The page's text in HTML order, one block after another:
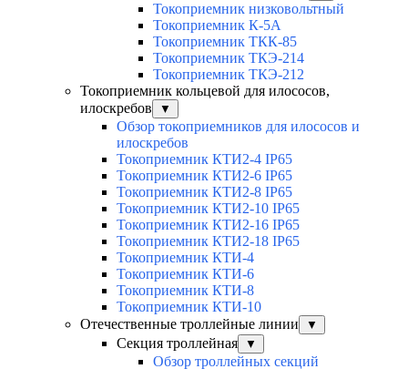
Токоприемник низковольтный
Токоприемник К-5А
Токоприемник ТКК-85
Токоприемник ТКЭ-214
Токоприемник ТКЭ-212
Токоприемник кольцевой для илососов,
илоскребов
▼
Обзор токоприемников для илососов и
илоскребов
Токоприемник КТИ2-4 IP65
Токоприемник КТИ2-6 IP65
Токоприемник КТИ2-8 IP65
Токоприемник КТИ2-10 IP65
Токоприемник КТИ2-16 IP65
Токоприемник КТИ2-18 IP65
Токоприемник КТИ-4
Токоприемник КТИ-6
Токоприемник КТИ-8
Токоприемник КТИ-10
Отечественные троллейные линии
▼
Секция троллейная ▼
Обзор троллейных секций